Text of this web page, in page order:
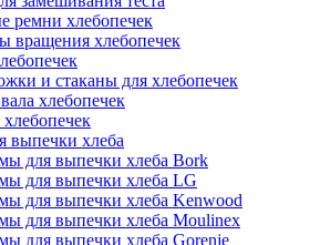
ремни хлебопечек
вращения хлебопечек
и стаканы для хлебопечек
хлебопечек
выпечки хлеба
для выпечки хлеба Bork
для выпечки хлеба LG
для выпечки хлеба Kenwood
для выпечки хлеба Moulinex
для выпечки хлеба Gorenje